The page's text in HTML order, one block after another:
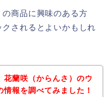
商品に興味のある方
されるとよいかもしれ
花蘭咲（からんさ）のウ
情報を調べてみました！